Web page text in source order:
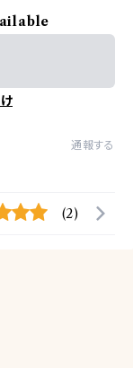
通報する
(2)